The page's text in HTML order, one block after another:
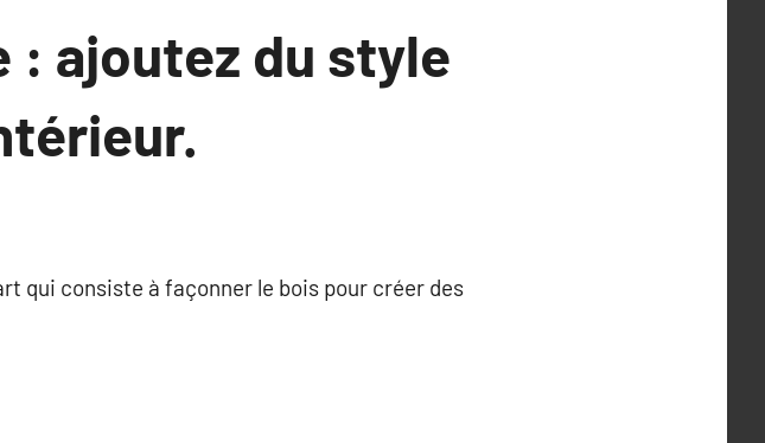
: ajoutez du style
qui consiste à façonner le bois pour créer des